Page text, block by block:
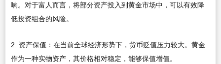
响。对于富人而言，将部分资产投入到黄金市场中，可以有效降
低投资组合的风险。
2. 资产保值：在当前全球经济形势下，货币贬值压力较大。黄金
作为一种实物资产，其价格相对稳定，能够保值增值。